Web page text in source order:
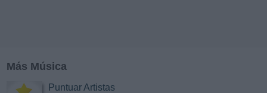
Más Música
Puntuar Artistas